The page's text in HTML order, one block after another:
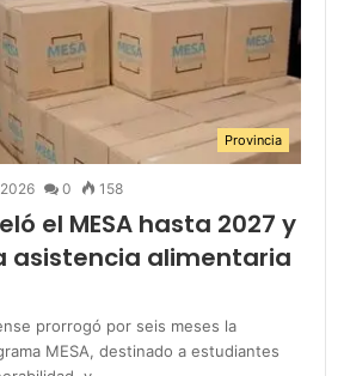
Provincia
0 158
el MESA hasta 2027 y
asistencia alimentaria
prorrogó por seis meses la
MESA, destinado a estudiantes